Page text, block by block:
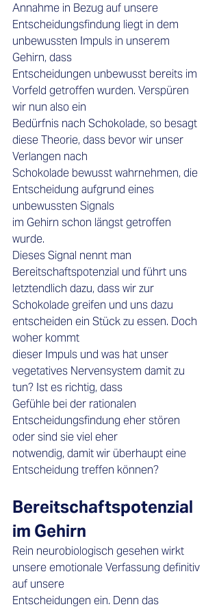
Annahme in Bezug auf unsere
Entscheidungsfindung liegt in dem
unbewussten Impuls in unserem
Gehirn, dass
Entscheidungen unbewusst bereits im
Vorfeld getroffen wurden. Verspüren
wir nun also ein
Bedürfnis nach Schokolade, so besagt
diese Theorie, dass bevor wir unser
Verlangen nach
Schokolade bewusst wahrnehmen, die
Entscheidung aufgrund eines
unbewussten Signals
im Gehirn schon längst getroffen
wurde.
Dieses Signal nennt man
Bereitschaftspotenzial und führt uns
letztendlich dazu, dass wir zur
Schokolade greifen und uns dazu
entscheiden ein Stück zu essen. Doch
woher kommt
dieser Impuls und was hat unser
vegetatives Nervensystem damit zu
tun? Ist es richtig, dass
Gefühle bei der rationalen
Entscheidungsfindung eher stören
oder sind sie viel eher
notwendig, damit wir überhaupt eine
Entscheidung treffen können?
Bereitschaftspotenzial
im Gehirn
Rein neurobiologisch gesehen wirkt
unsere emotionale Verfassung definitiv
auf unsere
Entscheidungen ein. Denn das